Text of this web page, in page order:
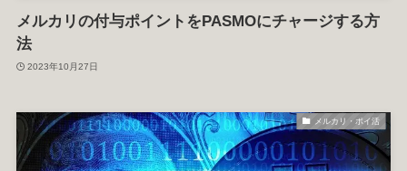
メルカリの付与ポイントをPASMOにチャージする方
法
2023年10月27日
メルカリ・ポイ活